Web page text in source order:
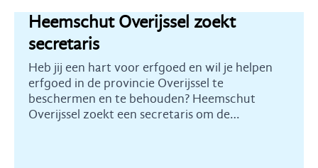
Heemschut Overijssel zoekt
secretaris
Heb jij een hart voor erfgoed en wil je helpen
erfgoed in de provincie Overijssel te
beschermen en te behouden? Heemschut
Overijssel zoekt een secretaris om de